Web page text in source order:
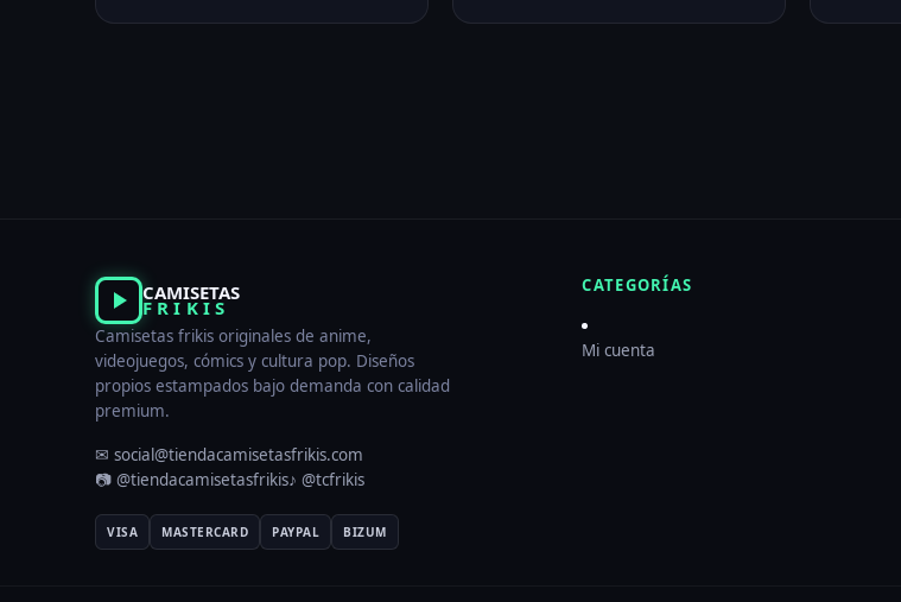
originalactual
CAMISETAS
FRIKIS
Camisetas frikis originales de anime,
videojuegos, cómics y cultura pop. Diseños
propios estampados bajo demanda con calidad
premium.
✉ social@tiendacamisetasfrikis.com
📷 @tiendacamisetasfrikis♪ @tcfrikis
VISA MASTERCARD PAYPAL BIZUM
CATEGORÍAS
Mi cuenta